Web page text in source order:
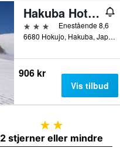
Hakuba Hotel Ougiya
3 stjernerEnestående 8,6
6680 Hokujo, Hakuba, Japan
906 kr
Vis tilbud
2 stjerner
2 stjerner eller mindre